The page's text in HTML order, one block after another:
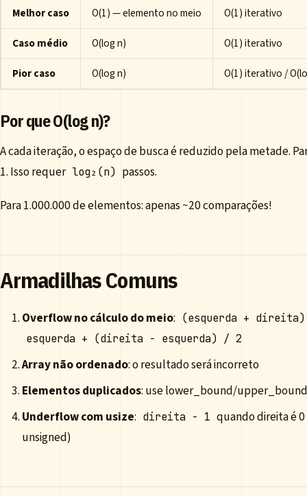
Melhor caso O(1) — elemento no meio
O(1) iterativo
Caso médio
O(log n)
O(1) iterativo
Pior caso
O(log n) O(1) iterativo /
Por que O(log n)?
A cada iteração, o espaço de busca é reduzido pela
1. Isso requer log₂(n) passos.
Para 1.000.000 de elementos: apenas ~20 comparações!
Armadilhas Comuns
Overflow no cálculo do meio: (esquerda +
esquerda + (direita - esquerda) / 2
Array não ordenado: o resultado será incorreto
Elementos duplicados: use lower_bound/
Underflow com usize: direita - 1 quando direita é
unsigned)